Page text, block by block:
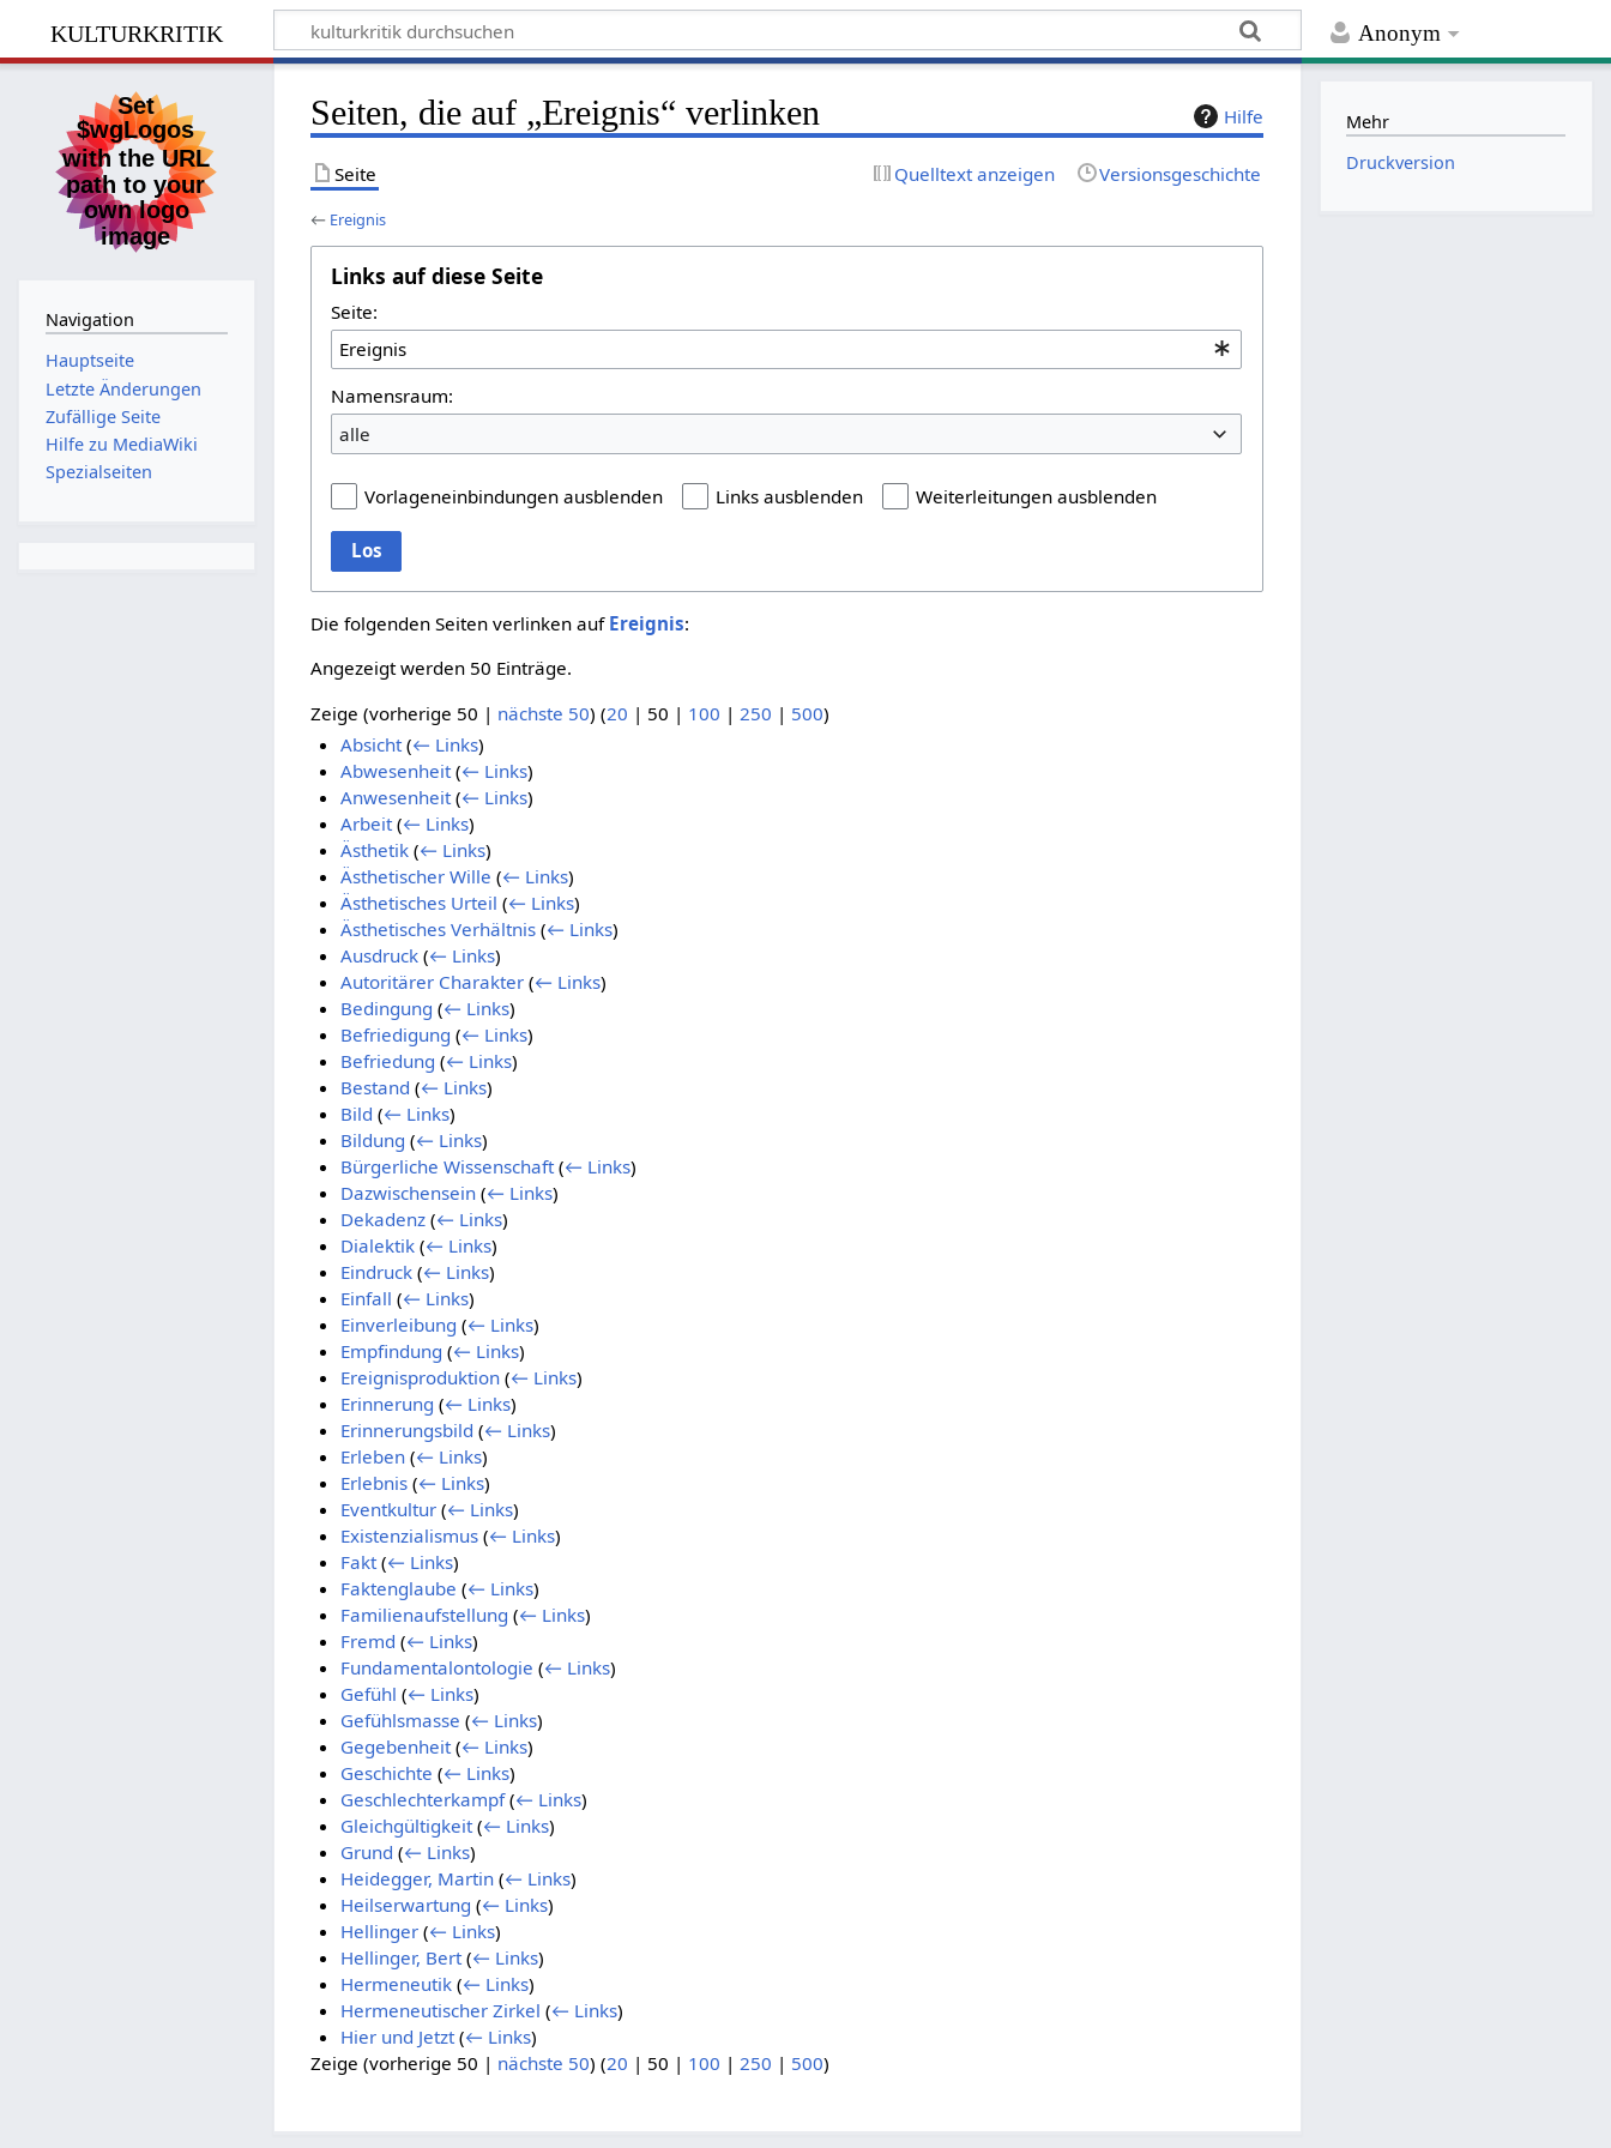
Anonym
kulturkritik
Hilfe
Seiten, die auf „Ereignis“ verlinken
Seite Quelltext anzeigen Versionsgeschichte
← Ereignis
Links auf diese Seite
Seite:
Namensraum:
alle
Vorlageneinbindungen ausblenden Links ausblenden Weiterleitungen ausblenden
Los
Die folgenden Seiten verlinken auf Ereignis:
Angezeigt werden 50 Einträge.
Zeige (vorherige 50 | nächste 50) (20 | 50 | 100 | 250 | 500)
Absicht (← Links)
Abwesenheit (← Links)
Anwesenheit (← Links)
Arbeit (← Links)
Ästhetik (← Links)
Ästhetischer Wille (← Links)
Ästhetisches Urteil (← Links)
Ästhetisches Verhältnis (← Links)
Ausdruck (← Links)
Autoritärer Charakter (← Links)
Bedingung (← Links)
Befriedigung (← Links)
Befriedung (← Links)
Bestand (← Links)
Bild (← Links)
Bildung (← Links)
Bürgerliche Wissenschaft (← Links)
Dazwischensein (← Links)
Dekadenz (← Links)
Dialektik (← Links)
Eindruck (← Links)
Einfall (← Links)
Einverleibung (← Links)
Empfindung (← Links)
Ereignisproduktion (← Links)
Erinnerung (← Links)
Erinnerungsbild (← Links)
Erleben (← Links)
Erlebnis (← Links)
Eventkultur (← Links)
Existenzialismus (← Links)
Fakt (← Links)
Faktenglaube (← Links)
Familienaufstellung (← Links)
Fremd (← Links)
Fundamentalontologie (← Links)
Gefühl (← Links)
Gefühlsmasse (← Links)
Gegebenheit (← Links)
Geschichte (← Links)
Geschlechterkampf (← Links)
Gleichgültigkeit (← Links)
Grund (← Links)
Heidegger, Martin (← Links)
Heilserwartung (← Links)
Hellinger (← Links)
Hellinger, Bert (← Links)
Hermeneutik (← Links)
Hermeneutischer Zirkel (← Links)
Hier und Jetzt (← Links)
Zeige (vorherige 50 | nächste 50) (20 | 50 | 100 |250 | 500)
Navigation
Hauptseite
Letzte Änderungen
Zufällige Seite
Hilfe zu MediaWiki
Spezialseiten
Mehr
Druckversion